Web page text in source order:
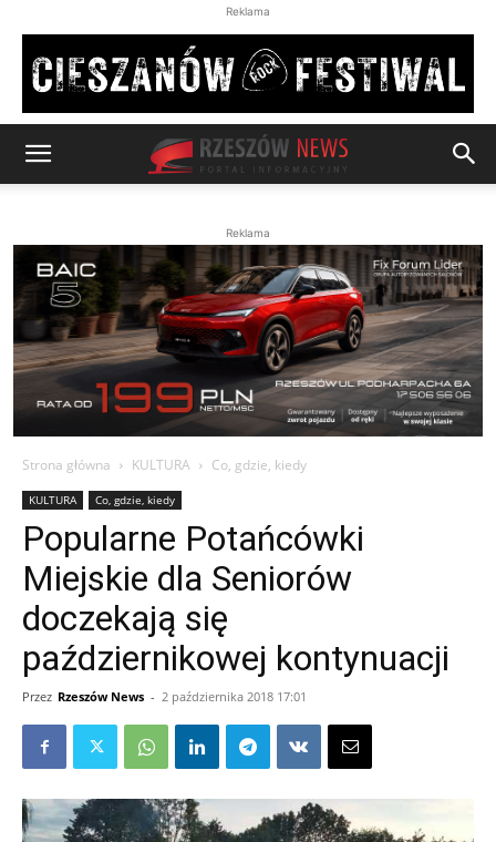
Reklama
Reklama
Strona główna KULTURA Co, gdzie, kiedy
KULTURA Co, gdzie, kiedy
Popularne Potańcówki
Miejskie dla Seniorów
doczekają się
październikowej kontynuacji
Przez Rzeszów News - 2 października 2018 17:01